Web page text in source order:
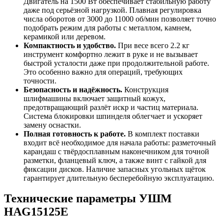
даже под серьёзной нагрузкой. Плавная регулировка
числа оборотов от 3000 до 11000 об/мин позволяет точно
подобрать режим для работы с металлом, камнем,
керамикой или деревом.
Компактность и удобство. При весе всего 2.2 кг
инструмент комфортно лежит в руке и не вызывает
быстрой усталости даже при продолжительной работе.
Это особенно важно для операций, требующих
точности.
Безопасность и надёжность. Конструкция
шлифмашины включает защитный кожух,
предотвращающий разлёт искр и частиц материала.
Система блокировки шпинделя облегчает и ускоряет
замену оснастки.
Полная готовность к работе. В комплект поставки
входит всё необходимое для начала работы: разметочный
карандаш с твёрдосплавным наконечником для точной
разметки, фланцевый ключ, а также винт с гайкой для
фиксации дисков. Наличие запасных угольных щёток
гарантирует длительную бесперебойную эксплуатацию.
Технические параметры УШМ
HAG15125E